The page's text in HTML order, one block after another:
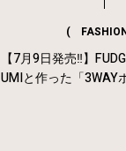
(
【7月9日発売‼︎】
UMIと作った「3WAY